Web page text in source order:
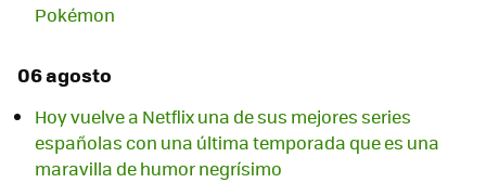
Pokémon
06 agosto
Hoy vuelve a Netflix una de sus mejores series
españolas con una última temporada que es una
maravilla de humor negrísimo